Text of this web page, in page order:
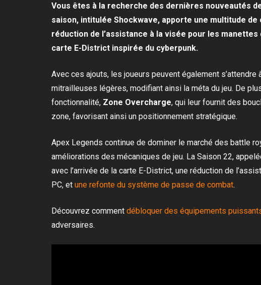
Vous êtes à la recherche des dernières nouveautés
saison, intitulée Shockwave, apporte une multitude
réduction de l’assistance à la visée pour les
carte E-District inspirée du cyberpunk.
Avec ces ajouts, les joueurs peuvent également
mitrailleuses légères, modifiant ainsi la méta du jeu. De
fonctionnalité, Zone Overcharge, qui leur fournit des
zone, favorisant ainsi un positionnement stratégique.
Apex Legends continue de dominer le marché des battle
améliorations des mécaniques de jeu. La Saison 22,
avec l’arrivée de la carte E-District, une réduction de
PC, et une refonte du système de passe de combat.
Découvrez comment débloquer des équipements
adversaires.